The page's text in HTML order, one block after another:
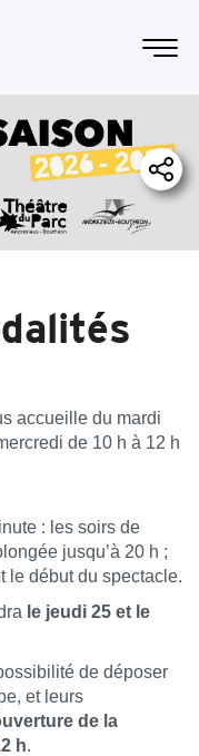
accueille du mardi
de 10 h à 12 h
: les soirs de
jusqu’à 20 h ;
le début du spectacle.
le jeudi 25 et le
de déposer
et leurs
de la
h.